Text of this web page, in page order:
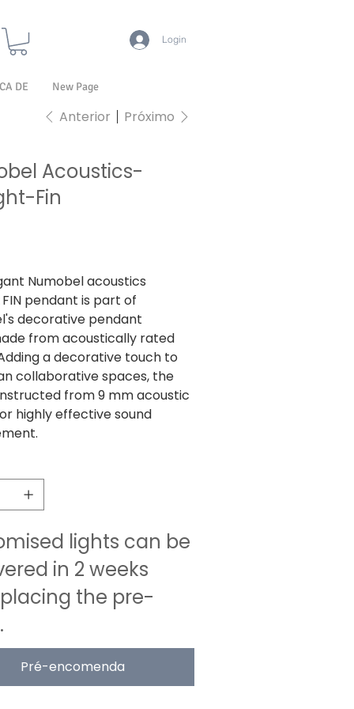
Login
New Page
DE
Anterior Próximo
Acoustics-
Fin
Numobel acoustics
FIN pendant is part of
decorative pendant
from acoustically rated
a decorative touch to
collaborative spaces, the
from 9 mm acoustic
highly effective sound
lights can be
in 2 weeks
the pre-
Pré-encomenda